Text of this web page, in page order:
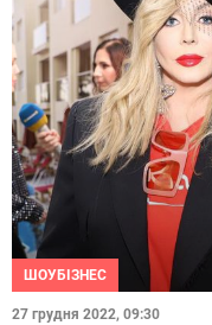
ШОУБІЗНЕС
27 грудня 2022, 09:30